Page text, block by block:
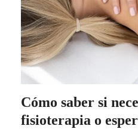
Cómo saber si
fisioterapia o